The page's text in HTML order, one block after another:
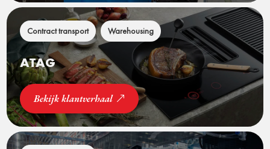
Contract transport Warehousing
ATAG
Bekijk klantverhaal